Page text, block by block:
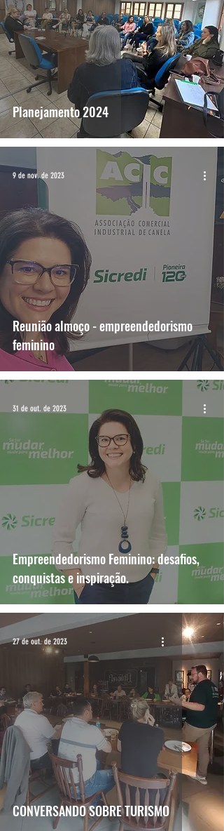
Planejamento 2024
Reunião almoço - empreendedorismo
feminino
9 de nov. de 2023
Empreendedorismo Feminino: desafios,
conquistas e inspiração.
31 de out. de 2023
CONVERSANDO SOBRE TURISMO
27 de out. de 2023